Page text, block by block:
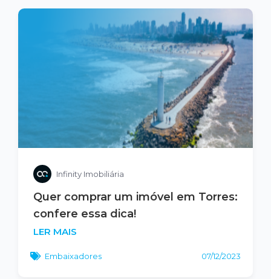
Infinity Imobiliária
Quer comprar um imóvel em Torres:
confere essa dica!
LER MAIS
Embaixadores 07/12/2023